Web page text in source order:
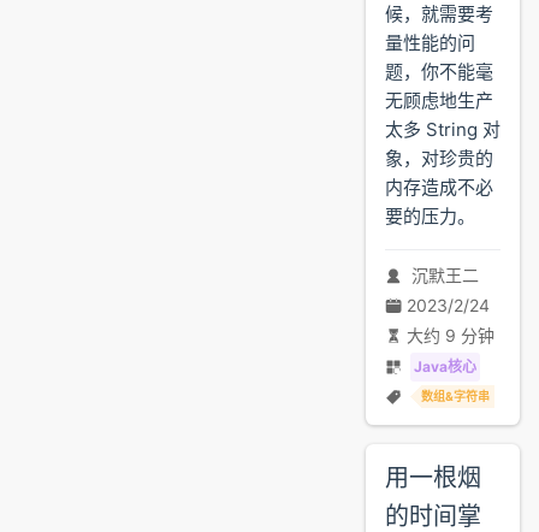
候，就需要考
量性能的问
题，你不能毫
无顾虑地生产
太多 String 对
象，对珍贵的
内存造成不必
要的压力。
沉默王二
2023/2/24
大约 9 分钟
Java核心
数组&字符串
用一根烟
的时间掌